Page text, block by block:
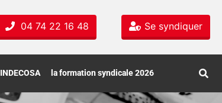
04 74 22 16 48 Se syndiquer
INDECOSA la formation syndicale 2026